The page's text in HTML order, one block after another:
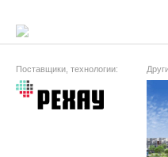
Поставщики, технологии: